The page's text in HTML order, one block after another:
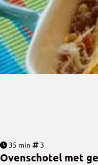
35 min 3
Ovenschotel met